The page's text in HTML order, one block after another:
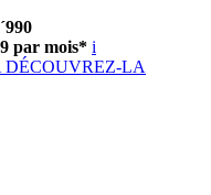
par mois* i
DÉCOUVREZ-LA